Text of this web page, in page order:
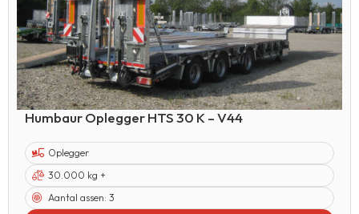
Humbaur Oplegger HTS 30 K – V44
Oplegger
30.000 kg +
Aantal assen: 3